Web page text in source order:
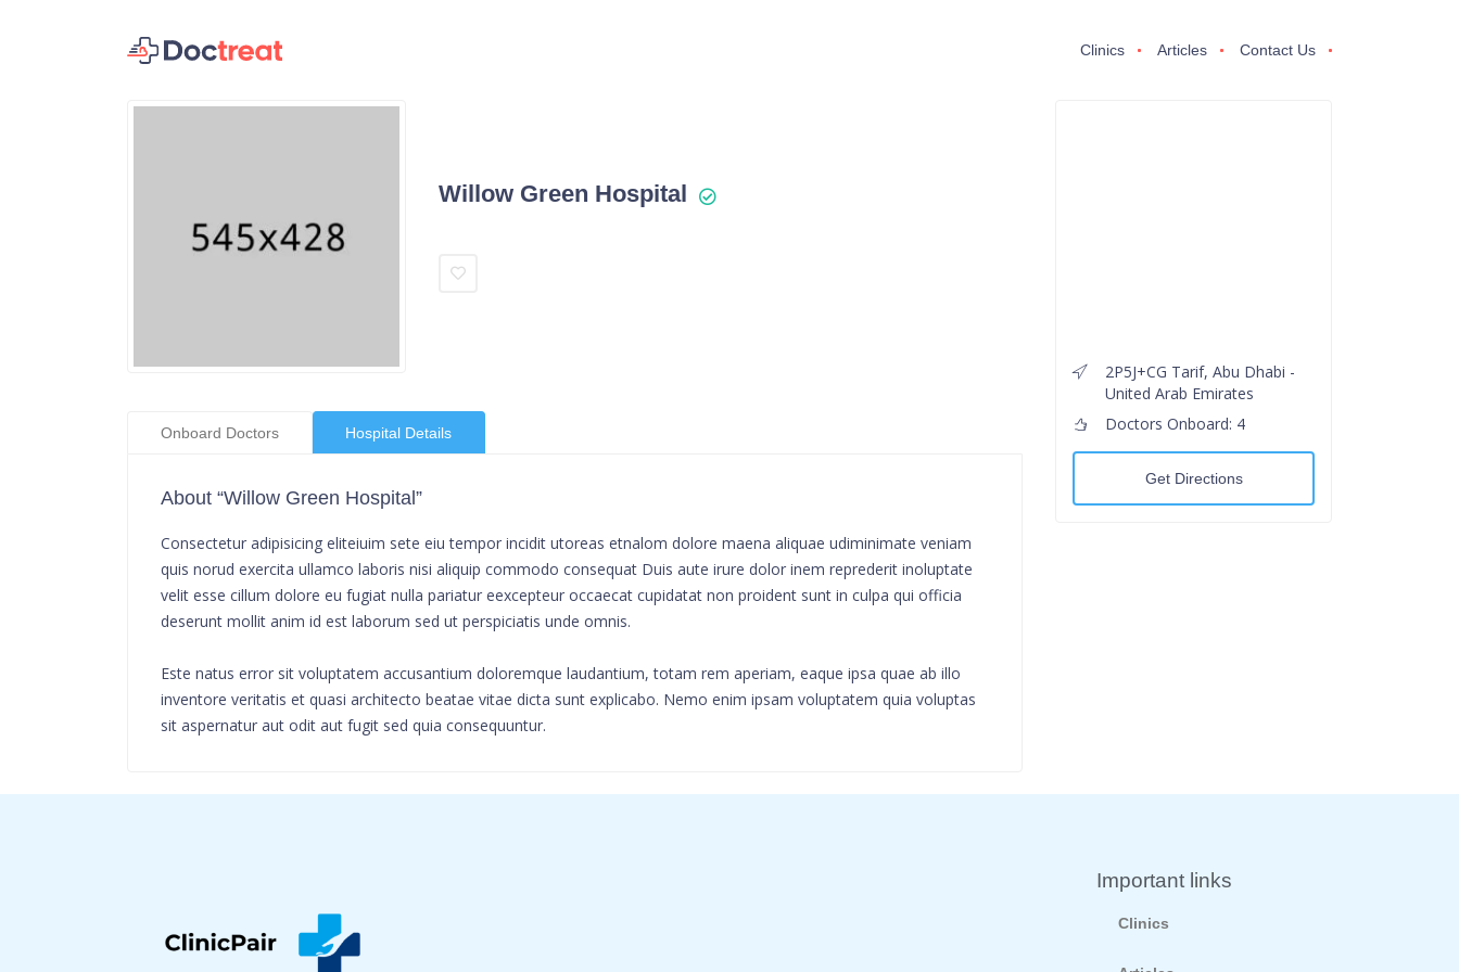
Clinics Articles Contact Us
Willow Green Hospital
Onboard Doctors Hospital Details
About “Willow Green Hospital”
Consectetur adipisicing eliteiuim sete eiu tempor incidit utoreas etnalom dolore maena aliquae udiminimate veniam
quis norud exercita ullamco laboris nisi aliquip commodo consequat Duis aute irure dolor inem reprederit inoluptate
velit esse cillum dolore eu fugiat nulla pariatur eexcepteur occaecat cupidatat non proident sunt in culpa qui officia
deserunt mollit anim id est laborum sed ut perspiciatis unde omnis.
Este natus error sit voluptatem accusantium doloremque laudantium, totam rem aperiam, eaque ipsa quae ab illo
inventore veritatis et quasi architecto beatae vitae dicta sunt explicabo. Nemo enim ipsam voluptatem quia voluptas
sit aspernatur aut odit aut fugit sed quia consequuntur.
2P5J+CG Tarif, Abu Dhabi -
United Arab Emirates
Doctors Onboard: 4
Get Directions
Important links
Clinics